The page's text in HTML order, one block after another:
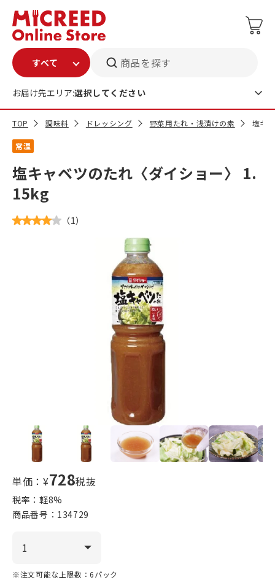
商品を探す
お届け先エリア:選択してください
TOP 調味料 ドレッシング 野菜用たれ・浅漬けの素 塩キ
常温
塩キャベツのたれ〈ダイショー〉 1.
15kg
（1）
単価：¥728税抜
税率：軽8%
商品番号： 134729
※注文可能な上限数：6パック